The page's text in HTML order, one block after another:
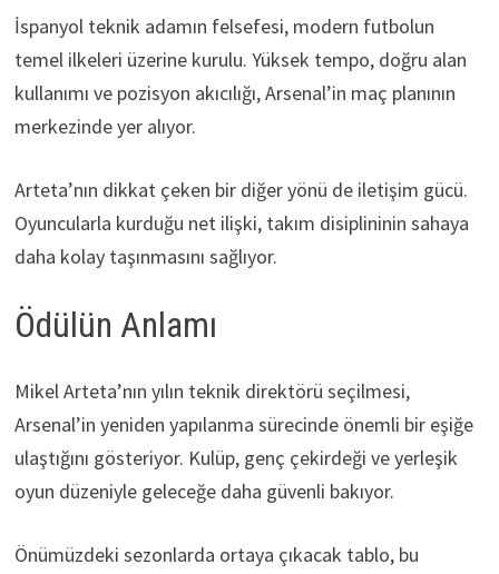
İspanyol teknik adamın felsefesi, modern futbolun
temel ilkeleri üzerine kurulu. Yüksek tempo, doğru alan
kullanımı ve pozisyon akıcılığı, Arsenal’in maç planının
merkezinde yer alıyor.
Arteta’nın dikkat çeken bir diğer yönü de iletişim gücü.
Oyuncularla kurduğu net ilişki, takım disiplininin sahaya
daha kolay taşınmasını sağlıyor.
Ödülün Anlamı
Mikel Arteta’nın yılın teknik direktörü seçilmesi,
Arsenal’in yeniden yapılanma sürecinde önemli bir eşiğe
ulaştığını gösteriyor. Kulüp, genç çekirdeği ve yerleşik
oyun düzeniyle geleceğe daha güvenli bakıyor.
Önümüzdeki sezonlarda ortaya çıkacak tablo, bu